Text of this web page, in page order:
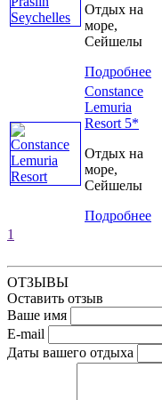
Отдых на
море,
Сейшелы
Подробнее
Constance
Lemuria
Resort 5*
Отдых на
море,
Сейшелы
Подробнее
1
ОТЗЫВЫ
Оставить отзыв
Ваше имя
E-mail
Даты вашего отдыха